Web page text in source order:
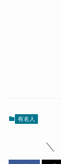
有名人